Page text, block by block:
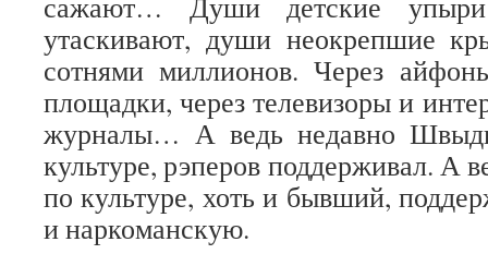
утаскивают, души неокрепшие
сотнями миллионов. Через
площадки, через телевизоры и
журналы… А ведь недавно
культуре, рэперов поддерживал. А
по культуре, хоть и бывший,
и наркоманскую.